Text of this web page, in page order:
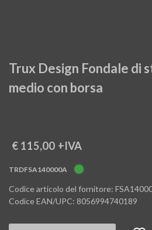
Trux Design Fondale di
medio con borsa
€ 115,00 +IVA
TRDFSA140000A
Codice articolo del fornitore:
Codice EAN/UPC: 8056994740189